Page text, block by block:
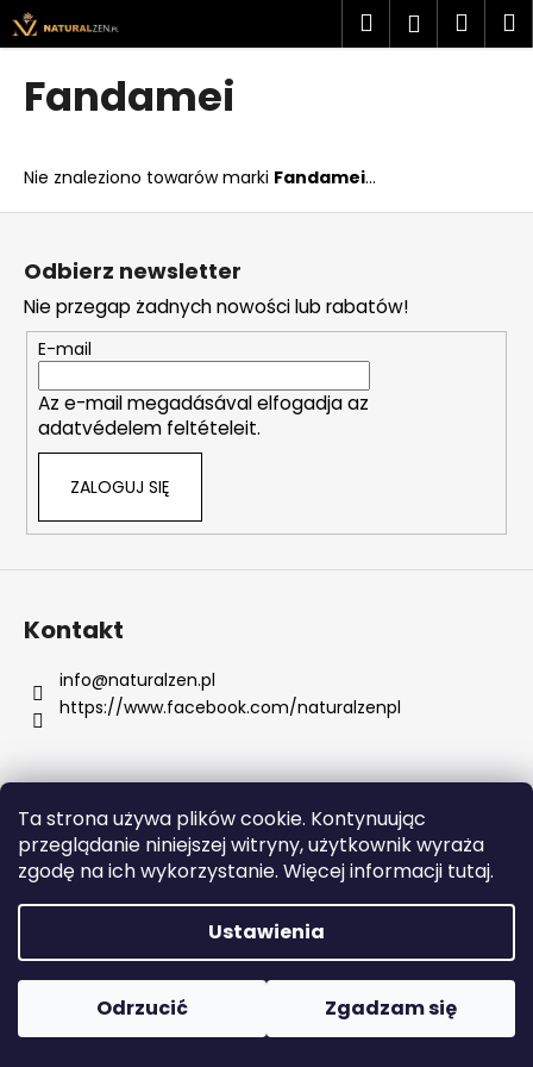
Ta strona używa plików cookie. Kontynuując
przeglądanie niniejszej witryny, użytkownik wyraża
zgodę na ich wykorzystanie. Więcej informacji tutaj.
Ustawienia
Odrzucić Zgadzam się
Przejść
do
treści
SzukajZaloguj
Fandamei
Nie znaleziono towarów marki Fandamei...
K
o
powrotem
powrotem
z
e
g
o
s
z
u
a
s
P
l
e
c
a
m
y
KOLAGEN
KAPSUŁEK
S
Odbierz newsletter
Nie przegap żadnych nowości lub rabatów!
E-mail
Az e-mail megadásával elfogadja az
adatvédelem feltételeit.
ZALOGUJ SIĘ
Kontakt
info@naturalzen.pl
https://www.facebook.com/naturalzenpl
Opracował Shoptet
Copyright 2026Naturalzen. Wszystkie prawa
zastrzeżone.
Edytuj ustawienia plików cookie